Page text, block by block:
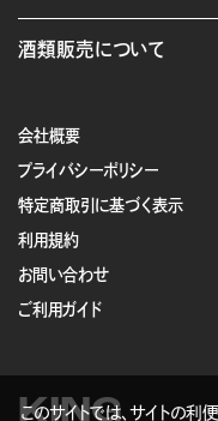
会社概要
プライバシーポリシー
特定商取引に基づく表示
利用規約
お問い合わせ
ご利用ガイド
KING
酒類販売について
このサイトでは、サイトの